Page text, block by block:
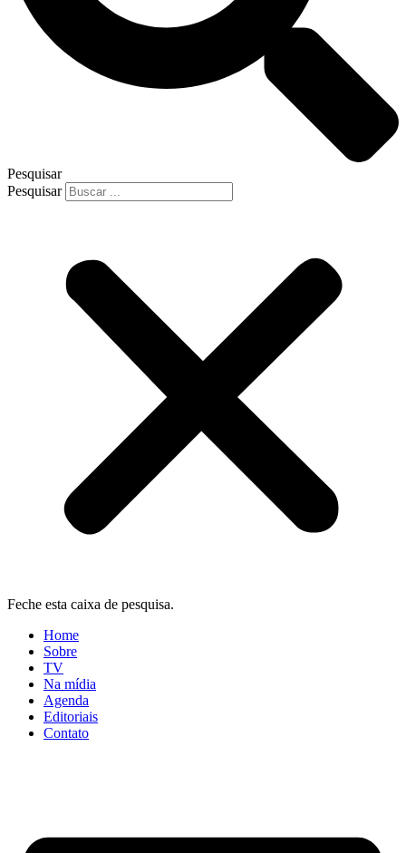
Pesquisar
Pesquisar
Feche esta caixa de pesquisa.
Home
Sobre
TV
Na mídia
Agenda
Editoriais
Contato